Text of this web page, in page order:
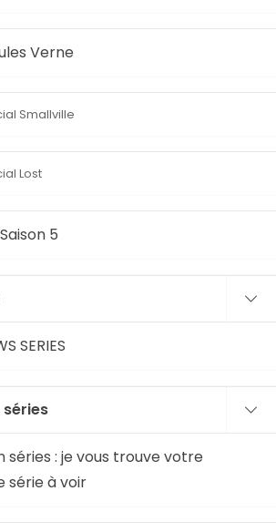
Verne
Smallville
Lost
5
SERIES
séries : je vous trouve votre
série à voir